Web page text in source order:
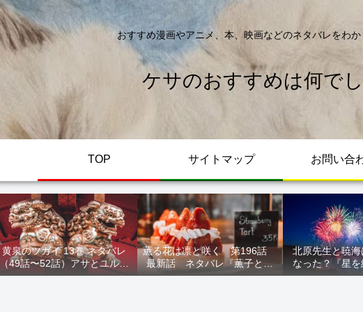
おすすめ漫画やアニメ、本、映画などのネタバレをわか
ケサのおすすめは何で
TOP サイトマップ お問い合
黄泉のツガイ 13巻 ネタバレ
（49話〜52話）アサとユルが
家出！西ノ村の真実とヒカル
薫る花は凛と咲く 第196話
最新話 ネタバレ『薫子とま
どか』
北原先生と暁
なった？『星を
をネタバ